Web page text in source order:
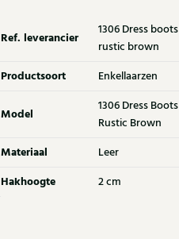
Ref. leverancier
1306 Dress boots
rustic brown
Productsoort Enkellaarzen
Model
1306 Dress Boots
Rustic Brown
Materiaal Leer
Hakhoogte 2 cm